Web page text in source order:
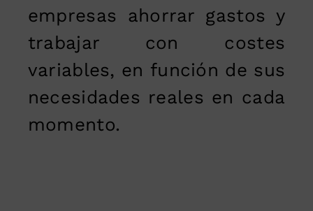
empresas ahorrar gastos y
trabajar con costes
variables, en función de sus
necesidades reales en cada
momento.